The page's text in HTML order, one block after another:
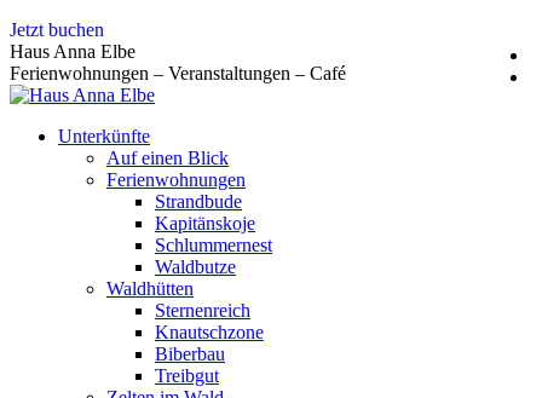
Zum
Inhalt
springen
Jetzt buchen
Haus Anna Elbe
Ferienwohnungen – Veranstaltungen – Café
Unterkünfte
Auf einen Blick
Ferienwohnungen
Strandbude
Kapitänskoje
Schlummernest
Waldbutze
Waldhütten
Sternenreich
Knautschzone
Biberbau
Treibgut